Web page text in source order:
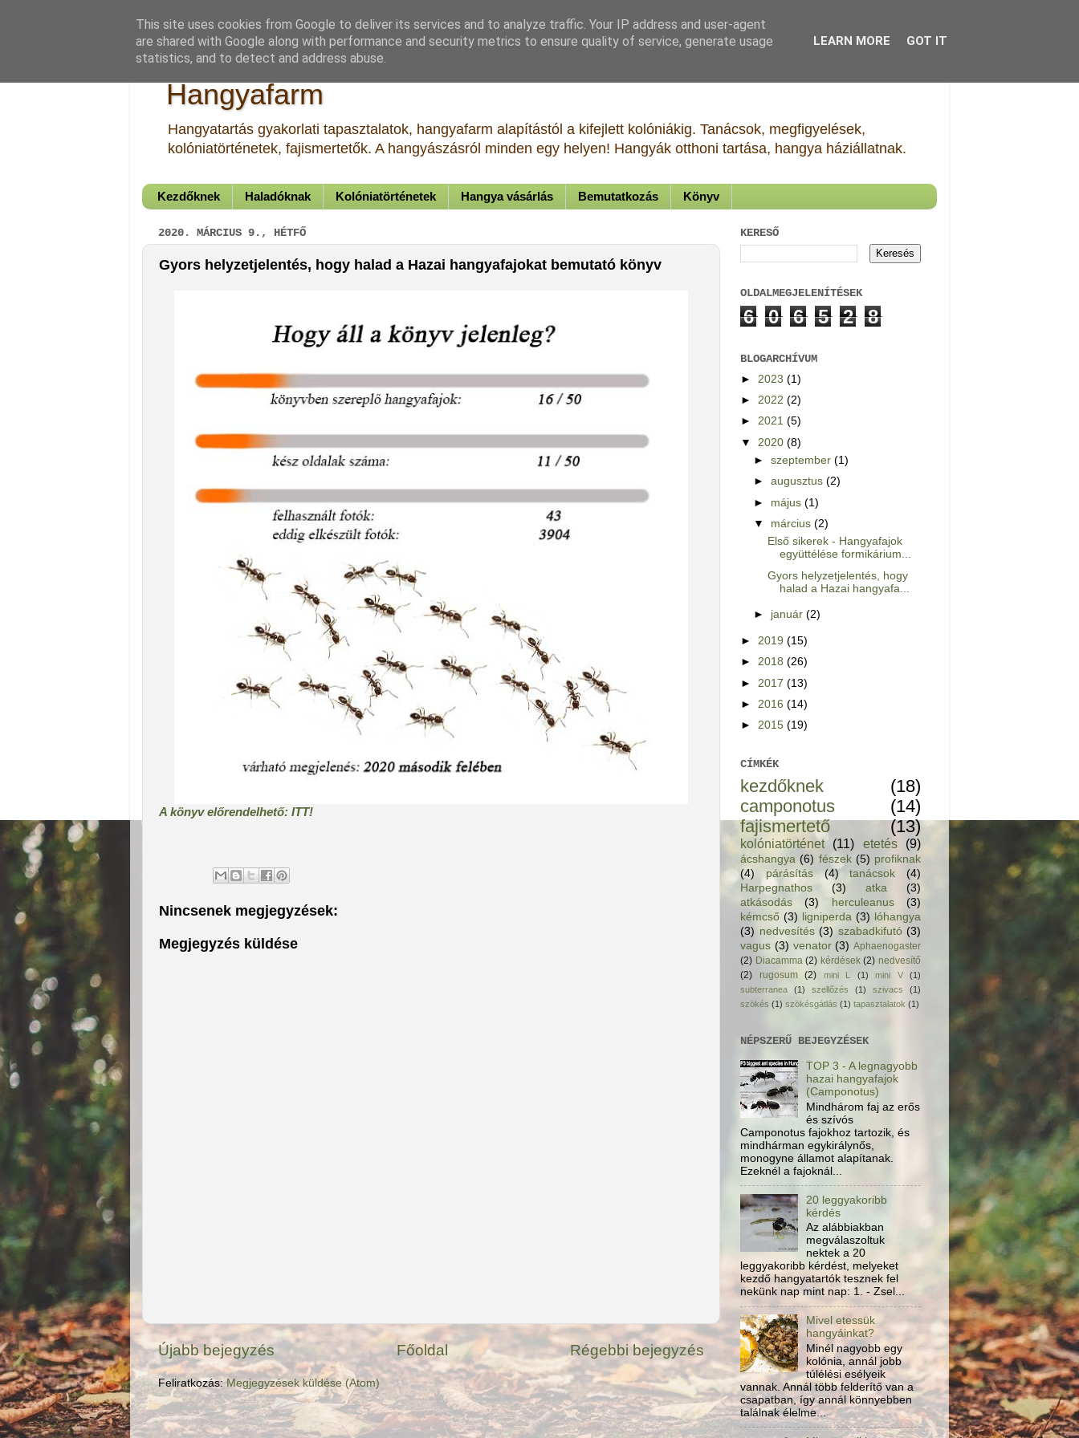
Hangyafarm
Hangyatartás gyakorlati tapasztalatok, hangyafarm alapítástól a kifejlett kolóniákig. Tanácsok, megfigyelések,
kolóniatörténetek, fajismertetők. A hangyászásról minden egy helyen! Hangyák otthoni tartása, hangya háziállatnak.
Kezdőknek Haladóknak Kolóniatörténetek Hangya vásárlás Bemutatkozás Könyv
2020. MÁRCIUS 9., HÉTFŐ
Gyors helyzetjelentés, hogy halad a Hazai hangyafajokat bemutató könyv
A könyv előrendelhető: ITT!
Nincsenek megjegyzések:
Megjegyzés küldése
Újabb bejegyzés Régebbi bejegyzés
Főoldal
Feliratkozás:Megjegyzések küldése (Atom)
KERESŐ
OLDALMEGJELENÍTÉSEK
6 0 6 5 2 8
BLOGARCHÍVUM
► 2023 (1)
► 2022 (2)
► 2021 (5)
▼ 2020 (8)
►szeptember(1)
►augusztus(2)
► május(1)
▼ március(2)
Első sikerek - Hangyafajok
együttélése formikárium...
Gyors helyzetjelentés, hogy
halad a Hazai hangyafa...
► január(2)
► 2019 (15)
► 2018 (26)
► 2017 (13)
► 2016 (14)
► 2015 (19)
CÍMKÉK
kezdőknek
(18)
camponotus
(14)
fajismertető
(13)
kolóniatörténet (11) etetés (9)
ácshangya (6) fészek (5) profiknak
(4)
párásítás (4) tanácsok
(4)
Harpegnathos
(3) atka
(3)
atkásodás
(3) herculeanus
(3)
kémcső (3) ligniperda (3) lóhangya
(3) nedvesítés (3) szabadkifutó (3)
vagus (3) venator (3) Aphaenogaster
(2) Diacamma (2) kérdések (2) nedvesítő
(2)
rugosum (2) mini L (1) mini V
(1)
subterranea
(1) szellőzés (1) szivacs
(1)
szökés (1) szökésgátlás (1) tapasztalatok (1)
NÉPSZERŰ BEJEGYZÉSEK
TOP 3 - A legnagyobb
hazai hangyafajok
(Camponotus)
Mindhárom faj az erős
és szívós
Camponotus fajokhoz tartozik, és
mindhárman egykirálynős,
monogyne államot alapítanak.
Ezeknél a fajoknál...
20 leggyakoribb
kérdés
Az alábbiakban
megválaszoltuk
nektek a 20
leggyakoribb kérdést, melyeket
kezdő hangyatartók tesznek fel
nekünk nap mint nap: 1. - Zsel...
Mivel etessük
hangyáinkat?
Minél nagyobb egy
kolónia, annál jobb
túlélési esélyeik
vannak. Annál több felderítő van a
csapatban, így annál könnyebben
találnak élelme...
This site uses cookies from Google to deliver its services and to analyze traffic. Your IP address and user-agent
are shared with Google along with performance and security metrics to ensure quality of service, generate usage
statistics, and to detect and address abuse.
LEARN MORE GOT IT